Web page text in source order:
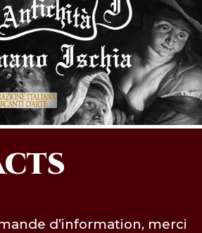
d’information, merci